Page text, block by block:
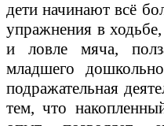
дети начинают всё
упражнения в
и ловле мяча,
младшего
подражательная
тем, что